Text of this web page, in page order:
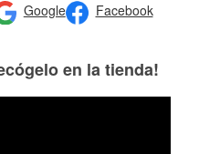
Google Facebook
en la tienda!